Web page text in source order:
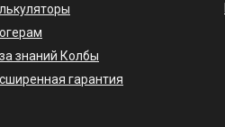
знаний Колбы
гарантия